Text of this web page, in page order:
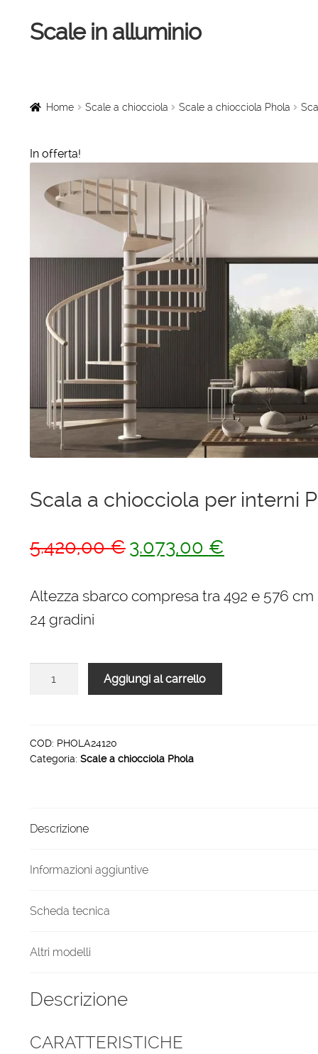
Vai
alla
Vai
al
Scale in alluminio
Scale a chiocciola
Linee vita
Scale in legno
Rampe di carico
Sollevatori
Ponteggi
Scale in alluminio
Parapetti Ringhiere Balaustre in acciaio e alluminio
Valigie
Home Scale a chiocciola Scale a chiocciola Phola
In offerta!
Scala a chiocciola per interni
5.420,00€ Il
originale
3.073,00 €
attuale
Altezza sbarco compresa tra 492 e 576 cm
24 gradini
interni
Phola
cm
Aggiungi al carrello
COD: PHOLA24120
Categoria: Scale a chiocciola Phola
Descrizione
Informazioni aggiuntive
Scheda tecnica
Altri modelli
Descrizione
CARATTERISTICHE